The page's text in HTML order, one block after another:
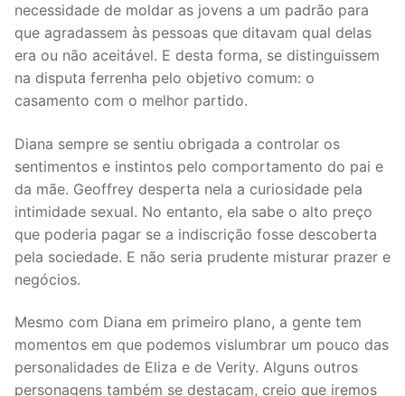
necessidade de moldar as jovens a um padrão para
que agradassem às pessoas que ditavam qual delas
era ou não aceitável. E desta forma, se distinguissem
na disputa ferrenha pelo objetivo comum: o
casamento com o melhor partido.
Diana sempre se sentiu obrigada a controlar os
sentimentos e instintos pelo comportamento do pai e
da mãe. Geoffrey desperta nela a curiosidade pela
intimidade sexual. No entanto, ela sabe o alto preço
que poderia pagar se a indiscrição fosse descoberta
pela sociedade. E não seria prudente misturar prazer e
negócios.
Mesmo com Diana em primeiro plano, a gente tem
momentos em que podemos vislumbrar um pouco das
personalidades de Eliza e de Verity. Alguns outros
personagens também se destacam, creio que iremos